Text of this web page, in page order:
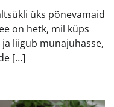
üks põnevamaid
on hetk, mil küps
liigub munajuhasse,
[…]